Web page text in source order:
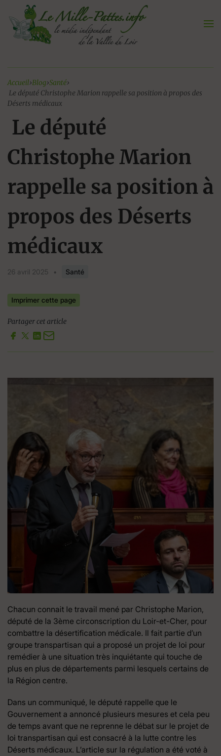
contenu
Accueil›Blog›Santé›
Le député Christophe Marion rappelle sa position à propos des
Déserts médicaux
Le député
Christophe Marion
rappelle sa position à
propos des Déserts
médicaux
26 avril 2025 • Santé
Imprimer cette page
Partager cet article
Chacun connait le travail mené par Christophe Marion,
député de la 3ème circonscription du Loir-et-Cher, pour
combattre la désertification médicale. Il fait partie d’un
groupe transpartisan qui a proposé un projet de loi pour
remédier à une situation très inquiétante qui touche de
plus en plus de départements parmi lesquels certains de
la Région centre.
Dans un communiqué, le député rappelle que le
Gouvernement a annoncé plusieurs mesures et cela peu
de temps avant que ne reprenne le débat sur le projet de
loi transpartisan qui est consacré à la lutte contre les
Déserts médicaux. L’article sur la régulation a été voté à